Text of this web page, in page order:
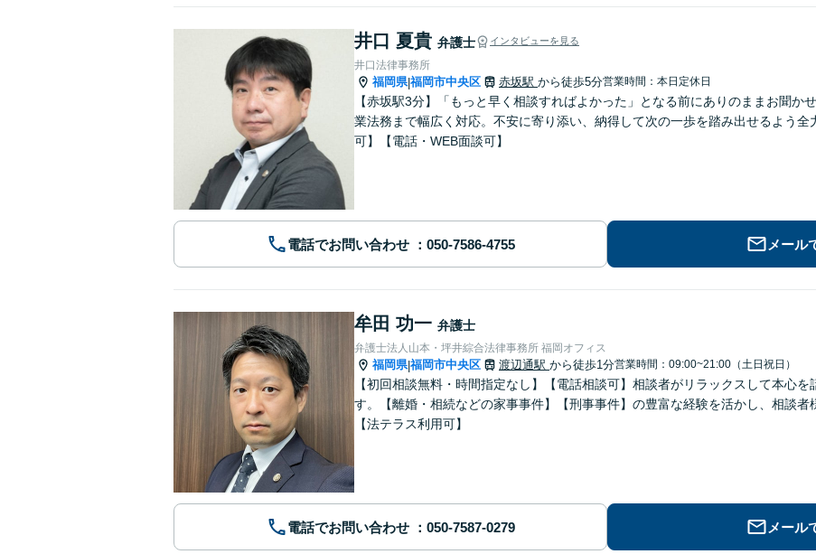
井口 夏貴 弁護士 インタビューを見る
井口法律事務所
福岡県|福岡市中央区 赤坂駅 から徒歩5分営業時間：本日定休日
【赤坂駅3分】「もっと早く相談すればよかった」となる前にありのままお聞か
業法務まで幅広く対応。不安に寄り添い、納得して次の一歩を踏み出せるよう
可】【電話・WEB面談可】
電話でお問い合わせ メール
牟田 功一 弁護士
弁護士法人山本・坪井綜合法律事務所 福岡オフィス
福岡県|福岡市中央区 渡辺通駅 から徒歩1分営業時間：09:00~21:00（土日祝日）
【初回相談無料・時間指定なし】【電話相談可】相談者がリラックスして本心
す。【離婚・相続などの家事事件】【刑事事件】の豊富な経験を活かし、相談者
【法テラス利用可】
電話でお問い合わせ メール